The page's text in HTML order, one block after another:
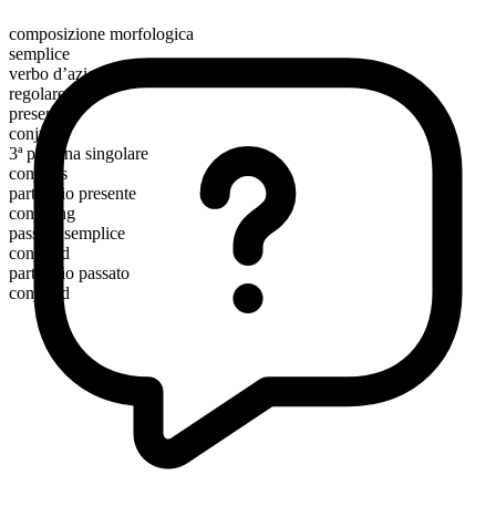
composizione morfologica
semplice
verbo d’azione
regolare
presente
conjure
3ª persona singolare
conjures
participio presente
conjuring
passato semplice
conjured
participio passato
conjured